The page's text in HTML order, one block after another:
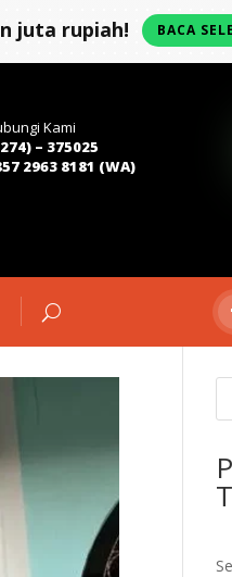
juta rupiah! BACA
Kami
– 375025
2963 8181 (WA)